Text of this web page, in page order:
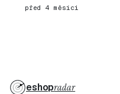
před 4 měsíci
eshopradar